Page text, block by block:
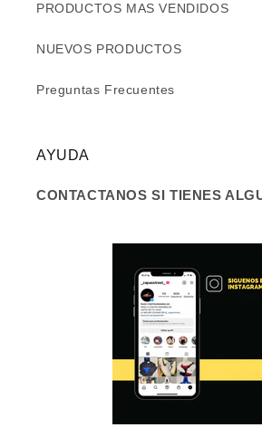
PRODUCTOS MAS VENDIDOS
NUEVOS PRODUCTOS
Preguntas Frecuentes
AYUDA
CONTACTANOS SI TIENES